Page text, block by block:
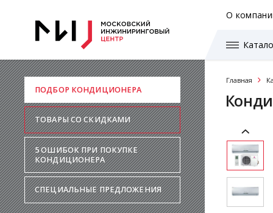
О
ПОДБОР КОНДИЦИОНЕРА
ТОВАРЫ СО СКИДКАМИ
5 ОШИБОК ПРИ ПОКУПКЕ
КОНДИЦИОНЕРА
СПЕЦИАЛЬНЫЕ ПРЕДЛОЖЕНИЯ
Главная